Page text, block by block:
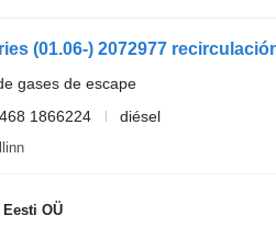
gases de escape
1866224
diésel
OÜ